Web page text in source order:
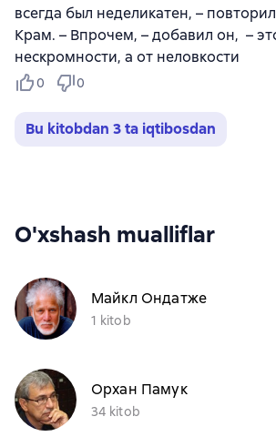
всегда был неделикатен, –
Крам. – Впрочем, – добавил он, –
нескромности, а от неловкости
0 0
Bu kitobdan 3 ta iqtibosdan
O'xshash mualliflar
Майкл Ондатже
1 kitob
Орхан Памук
34 kitob